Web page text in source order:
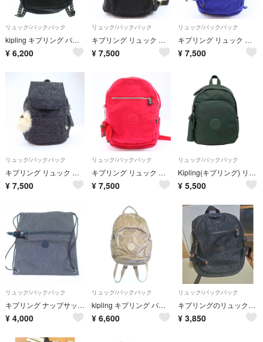
リュック/バックパック
kipling キプリング バックパック・リュック 黒 【古着】【中古】【送料無料】
¥ 6,200
リュック/バックパック
キプリング リュック シグネチャーエンボス ナイロン デイパック 鞄 カバン ブランド レディース ブラック Kipling
¥ 7,500
リュック/バックパック
キプリング リュック ナイロン ゴリラチャーム付 デイパック 鞄 カバン ブランド レディース ブルー Kipling
¥ 7,500
リュック/バックパック
キプリング リュック ストライプキルト ナイロン ゴリラチャーム付 デイパック 鞄 カバン ブランド レディース ネイビー Kipling
¥ 7,500
リュック/バックパック
キプリング リュック ナイロン ゴリラチャーム付 デイパック 鞄 カバン ブランド レディース ピンク Kipling
¥ 7,500
リュック/バックパック
Kipling(キプリング) リュックサック - ダークグリーン タッセル
¥ 5,500
リュック/バックパック
キプリング ナップサック 巾着 リュック チャーム付 鞄 ブランド レディース ネイビー Kipling
¥ 4,000
リュック/バックパック
kipling キプリング バックパック・リュック ベージュ 【古着】【中古】【送料無料】
¥ 6,600
リュック/バックパック
キプリングのリュックサックです。ブラックカラー
¥ 3,850